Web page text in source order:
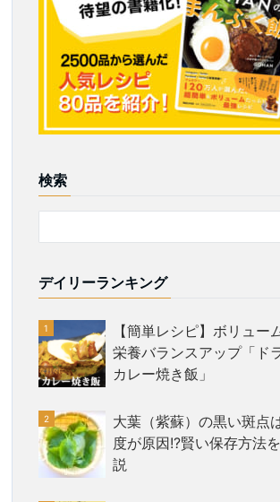
検索
デイリーランキング
【簡単レシピ】ボリュー
栄養バランスアップ「ド
カレー焼き飯」
大葉（紫蘇）の黒い斑点
度が原因!?賢い保存方法
説